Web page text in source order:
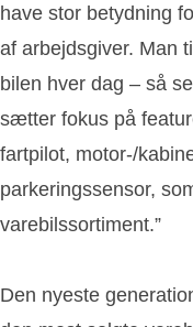
have stor betydning
af arbejdsgiver. Man
bilen hver dag – så
sætter fokus på
fartpilot, motor-/
parkeringssensor,
varebilssortiment.”
Den nyeste